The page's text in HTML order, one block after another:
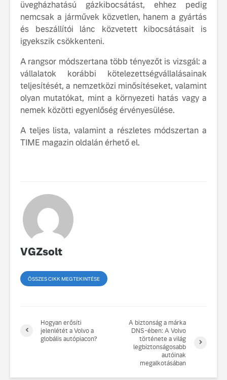
üvegházhatású gázkibocsátást, ehhez pedig
nemcsak a járművek közvetlen, hanem a gyártás
és beszállítói lánc közvetett kibocsátásait is
igyekszik csökkenteni.
A rangsor módszertana több tényezőt is vizsgál: a
vállalatok korábbi kötelezettségvállalásainak
teljesítését, a nemzetközi minősítéseket, valamint
olyan mutatókat, mint a környezeti hatás vagy a
nemek közötti egyenlőség érvényesülése.
A teljes lista, valamint a részletes módszertan a
TIME magazin oldalán érhető el.
VGZsolt
ÖSSZES CIKK MEGTEKINTÉSE
Hogyan erősíti
jelenlétét a Volvo a
globális autópiacon?
A biztonság a márka
DNS-ében: A Volvo
története a világ
legbiztonságosabb
autóinak
megalkotásában
ismerje
tisztán
Volvo